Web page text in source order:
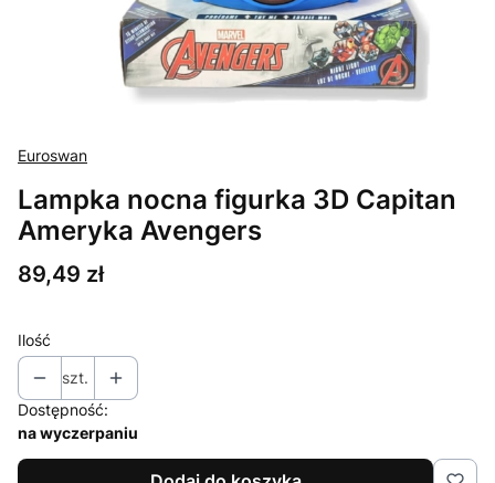
Euroswan
Lampka nocna figurka 3D Capitan
Ameryka Avengers
Cena
89,49 zł
Ilość
szt.
Dostępność:
na wyczerpaniu